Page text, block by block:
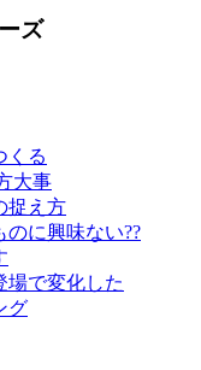
ズ
くる
大事
捉え方
に興味ない??
場で変化した
グ